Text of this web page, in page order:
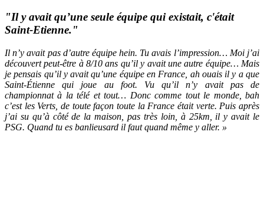
"Il y avait qu’une seule équipe qui existait, c'était
Saint-Etienne."
Il n’y avait pas d’autre équipe hein. Tu avais l’impression… Moi j’ai
découvert peut-être à 8/10 ans qu’il y avait une autre équipe… Mais
je pensais qu’il y avait qu’une équipe en France, ah ouais il y a que
Saint-Étienne qui joue au foot. Vu qu’il n’y avait pas de
championnat à la télé et tout… Donc comme tout le monde, bah
c’est les Verts, de toute façon toute la France était verte. Puis après
j’ai su qu’à côté de la maison, pas très loin, à 25km, il y avait le
PSG. Quand tu es banlieusard il faut quand même y aller. »